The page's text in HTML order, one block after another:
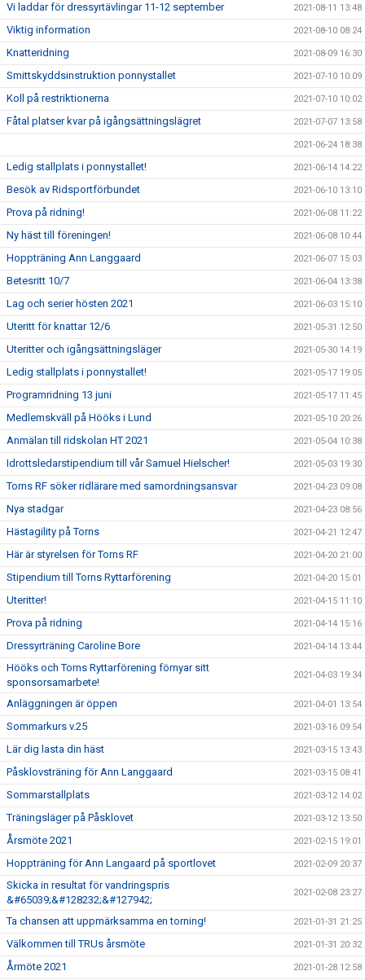
Vi laddar för dressyrtävlingar 11-12 september 2021-08-11 13:48
Viktig information 2021-08-10 08:24
Knatteridning 2021-08-09 16:30
Smittskyddsinstruktion ponnystallet 2021-07-10 10:09
Koll på restriktionerna 2021-07-10 10:02
Fåtal platser kvar på igångsättningslägret 2021-07-07 13:58
2021-06-24 18:38
Ledig stallplats i ponnystallet! 2021-06-14 14:22
Besök av Ridsportförbundet 2021-06-10 13:10
Prova på ridning! 2021-06-08 11:22
Ny häst till föreningen! 2021-06-08 10:44
Hoppträning Ann Langgaard 2021-06-07 15:03
Betesritt 10/7 2021-06-04 13:38
Lag och serier hösten 2021 2021-06-03 15:10
Uteritt för knattar 12/6 2021-05-31 12:50
Uteritter och igångsättningsläger 2021-05-30 14:19
Ledig stallplats i ponnystallet! 2021-05-17 19:05
Programridning 13 juni 2021-05-17 11:45
Medlemskväll på Hööks i Lund 2021-05-10 20:26
Anmälan till ridskolan HT 2021 2021-05-04 10:38
Idrottsledarstipendium till vår Samuel Hielscher! 2021-05-03 19:30
Torns RF söker ridlärare med samordningsansvar 2021-04-23 09:08
Nya stadgar 2021-04-23 08:56
Hästagility på Torns 2021-04-21 12:47
Här är styrelsen för Torns RF 2021-04-20 21:00
Stipendium till Torns Ryttarförening 2021-04-20 15:01
Uteritter! 2021-04-15 11:10
Prova på ridning 2021-04-14 15:16
Dressyrträning Caroline Bore 2021-04-14 13:44
Hööks och Torns Ryttarförening förnyar sitt
sponsorsamarbete!
2021-04-03 19:34
Anläggningen är öppen 2021-04-01 13:54
Sommarkurs v.25 2021-03-16 09:54
Lär dig lasta din häst 2021-03-15 13:43
Påsklovsträning för Ann Langgaard 2021-03-15 08:41
Sommarstallplats 2021-03-12 14:02
Träningsläger på Påsklovet 2021-03-12 13:50
Årsmöte 2021 2021-02-15 19:01
Hoppträning för Ann Langaard på sportlovet 2021-02-09 20:37
Skicka in resultat för vandringspris
&#65039;&#128232;&#127942;
2021-02-08 23:27
Ta chansen att uppmärksamma en torning! 2021-01-31 21:25
Välkommen till TRUs årsmöte 2021-01-31 20:32
Årmöte 2021 2021-01-28 12:58